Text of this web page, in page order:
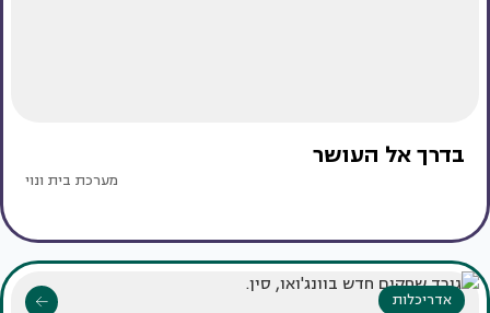
בדרך אל העושר
מערכת בית ונוי
אדריכלות